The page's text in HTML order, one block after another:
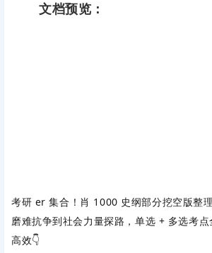
文档预览：
考研 er 集合！肖 1000 史纲部分挖空版整
磨难抗争到社会力量探路 ，单选 + 多选考
高效👇